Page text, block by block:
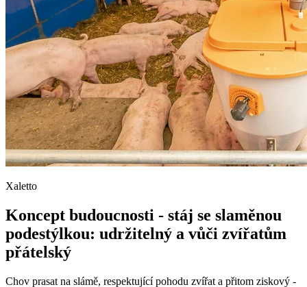
Xaletto
Koncept budoucnosti - stáj se slaměnou
podestýlkou: udržitelný a vůči zvířatům
přátelský
Chov prasat na slámě, respektující pohodu zvířat a přitom ziskový -